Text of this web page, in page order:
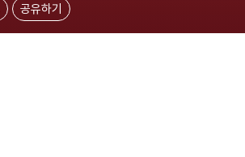
공유하기